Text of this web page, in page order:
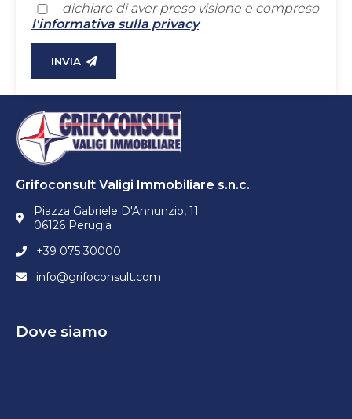
dichiaro di aver preso visione e compreso
l'informativa sulla privacy
INVIA
Grifoconsult Valigi Immobiliare s.n.c.
Piazza Gabriele D'Annunzio, 11
06126 Perugia
+39 075 30000
info@grifoconsult.com
Dove siamo